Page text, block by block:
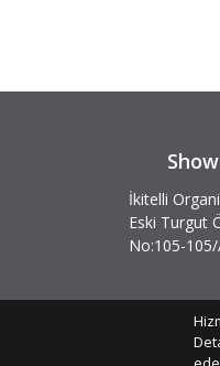
İkitelli
Eski Turgut
No:105-